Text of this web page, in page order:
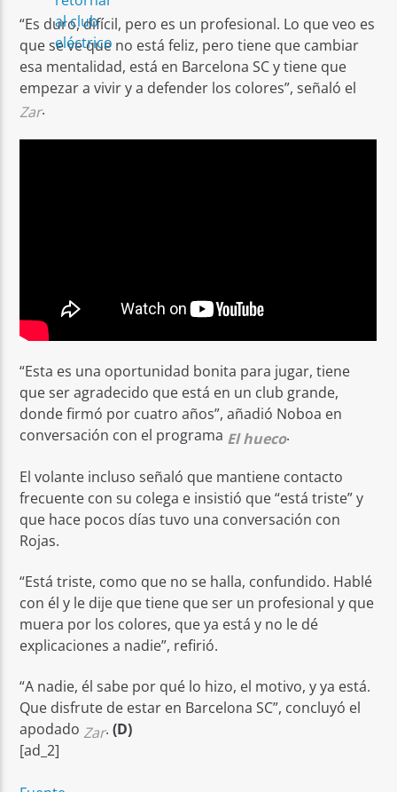
“Es duro, difícil, pero es un profesional. Lo que veo es
que se ve que no está feliz, pero tiene que cambiar
esa mentalidad, está en Barcelona SC y tiene que
empezar a vivir y a defender los colores”, señaló el
Zar.
“Esta es una oportunidad bonita para jugar, tiene
que ser agradecido que está en un club grande,
donde firmó por cuatro años”, añadió Noboa en
conversación con el programa El hueco.
El volante incluso señaló que mantiene contacto
frecuente con su colega e insistió que “está triste” y
que hace pocos días tuvo una conversación con
Rojas.
“Está triste, como que no se halla, confundido. Hablé
con él y le dije que tiene que ser un profesional y que
muera por los colores, que ya está y no le dé
explicaciones a nadie”, refirió.
“A nadie, él sabe por qué lo hizo, el motivo, y ya está.
Que disfrute de estar en Barcelona SC”, concluyó el
apodado Zar. (D)
[ad_2]